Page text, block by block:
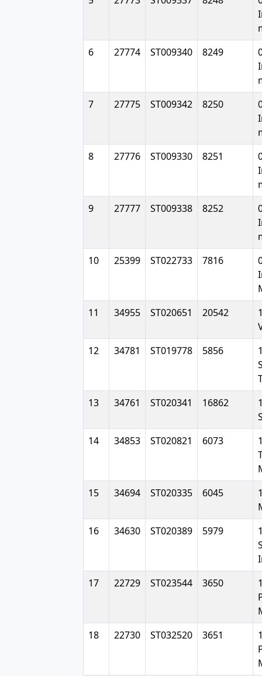
6
27774 ST009340 8249
7
27775 ST009342 8250
8
27776 ST009330 8251
9
27777 ST009338 8252
10
25399 ST022733 7816
11
34955 ST020651 20542
12
34781 ST019778 5856
13
34761 ST020341 16862
14
34853 ST020821 6073
15
34694 ST020335 6045
16
34630 ST020389 5979
17
22729 ST023544 3650
18
22730 ST032520 3651